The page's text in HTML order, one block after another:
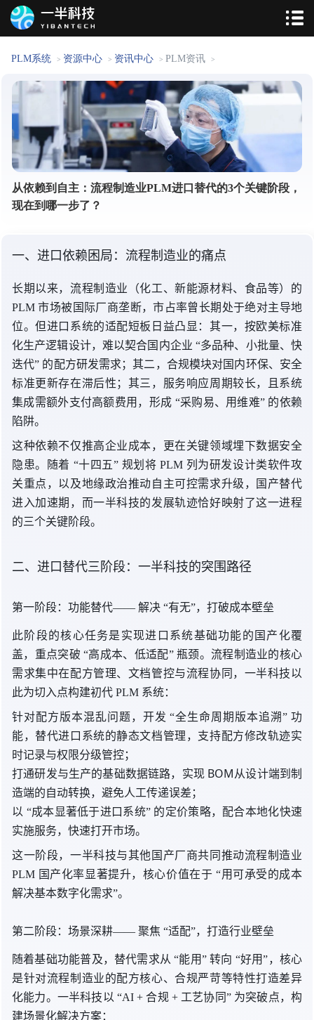
PLM系统 > 资源中心 > 资讯中心 > PLM资讯 >
从依赖到自主：流程制造业PLM进口替代的3个关键阶段，
现在到哪一步了？
一、进口依赖困局：流程制造业的痛点
长期以来，流程制造业（化工、新能源材料、食品等）的
PLM 市场被国际厂商垄断，市占率曾长期处于绝对主导地
位。但进口系统的适配短板日益凸显：其一，按欧美标准
化生产逻辑设计，难以契合国内企业 “多品种、小批量、快
迭代” 的配方研发需求；其二，合规模块对国内环保、安全
标准更新存在滞后性；其三，服务响应周期较长，且系统
集成需额外支付高额费用， 形成 “采购易、用维难” 的依赖
陷阱。
这种依赖不仅推高企业成本，更在关键领域埋下数据安全
隐患。
随着 “十四五” 规划 将 PLM 列为研发设计类软件攻
关重点，以及地缘政治推动自主可控需求升级，国产替代
进入加速期，而一半科技的发展轨迹恰好映射了这一进程
的三个关键阶段。
二、进口替代三阶段：一半科技的突围路径
第一阶段：功能替代—— 解决 “有无”，打破成本壁垒
此阶段的核心任务是实现进口系统基础功能的国产化覆
盖，重点突破 “高成本、低适配” 瓶颈。流程制造业的核心
需求集中在配方管理、文档管控与流程协同，一半科技以
此为切入点构建初代 PLM 系统：
针对配方版本混乱问题， 开发 “全生命周期版本追溯” 功
能，替代进口系统的静态文档管理，支持配方修改轨迹实
时记录与权限分级管控；
打通研发与生产的基础数据链路，实现 BOM从设计端到制
造端的自动转换，避免人工传递误差；
以 “成本显著低于进口系统” 的定价策略，配合本地化快速
实施服务，快速打开市场。
这一阶段，一半科技与其他国产厂商共同推动流程制造业
PLM 国产化率显著提升，核心价值在于 “用可承受的成本
解决基本数字化需求”。
第二阶段：场景深耕—— 聚焦 “适配”，打造行业壁垒
随着基础功能普及，替代需求从 “能用”转向 “好用”，核心
是针对流程制造业的配方核心、合规严苛等特性打造差异
化能力。一半科技以 “AI + 合规 + 工艺协同” 为突破点，构
建场景化解决方案：